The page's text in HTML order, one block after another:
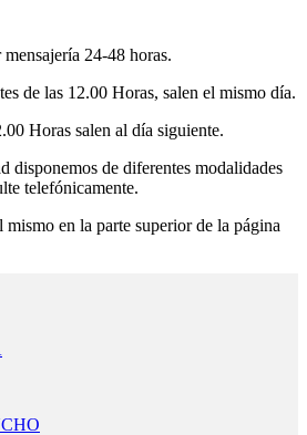
24-48 horas.
de las 12.00 Horas, salen el mismo día.
Horas salen al día siguiente.
disponemos de diferentes modalidades
telefónicamente.
mismo en la parte superior de la página